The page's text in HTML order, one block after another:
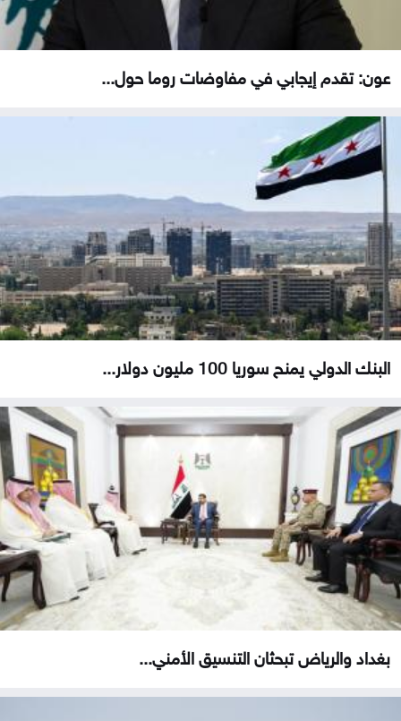
عون: تقدم إيجابي في مفاوضات روما حول...
البنك الدولي يمنح سوريا 100 مليون دولار...
بغداد والرياض تبحثان التنسيق الأمني...